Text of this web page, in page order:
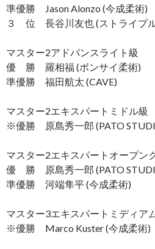
準優勝 Jason Alonzo (今成柔術)
３ 位 長谷川友也 (ストライプ
マスター2アドバンスライト級
優 勝 羅相福 (ボンサイ柔術)
準優勝 福田航太 (CAVE)
マスター2エキスパートミドル級
※優勝 原島秀一郎 (PATO
マスター2エキスパートオープン
優 勝 原島秀一郎 (PATO
準優勝 河端隼平 (今成柔術)
マスター3エキスパートミディア
※優勝 Marco Kuster (今成柔術)